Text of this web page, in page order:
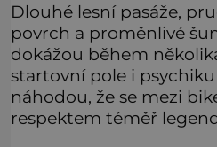
Dlouhé lesní pasáže,
povrch a proměnlivé
dokážou během
startovní pole i
náhodou, že se mezi
respektem téměř